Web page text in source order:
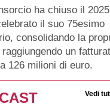
ha chiuso il
il suo 75esimo
consolidando la
un
126 milioni di euro.
Vedi